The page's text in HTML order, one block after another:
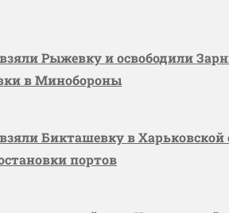
взяли Рыжевку и освободили
в Минобороны
Бикташевку в Харьковской
портов